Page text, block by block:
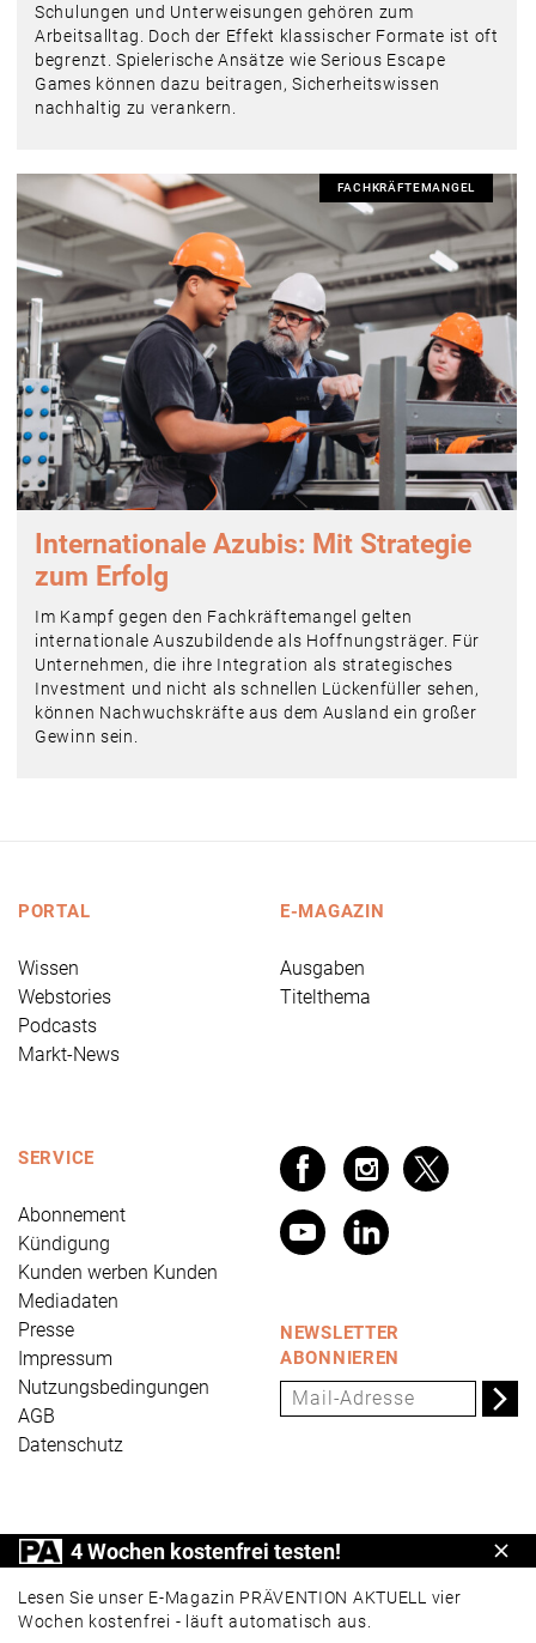
Schulungen und Unterweisungen gehören zum
Arbeitsalltag. Doch der Effekt klassischer Formate ist oft
begrenzt. Spielerische Ansätze wie Serious Escape
Games können dazu beitragen, Sicherheitswissen
nachhaltig zu verankern.
FACHKRÄFTEMANGEL
Internationale Azubis: Mit Strategie
zum Erfolg
Im Kampf gegen den Fachkräftemangel gelten
internationale Auszubildende als Hoffnungsträger. Für
Unternehmen, die ihre Integration als strategisches
Investment und nicht als schnellen Lückenfüller sehen,
können Nachwuchskräfte aus dem Ausland ein großer
Gewinn sein.
PORTAL
Wissen
Webstories
Podcasts
Markt-News
E-MAGAZIN
Ausgaben
Titelthema
SERVICE
Abonnement
Kündigung
Kunden werben Kunden
Mediadaten
Presse
Impressum
Nutzungsbedingungen
AGB
Datenschutz
NEWSLETTER
ABONNIEREN
PRÄVENTION AKTUELL ist ein Produkt der Universum
Verlag GmbH, Wettinerstraße 3-5, 65189 Wiesbaden,
www.universum.de,info@universum.de
4 Wochen kostenfrei testen!
Lesen Sie unser E-Magazin PRÄVENTION AKTUELL vier
Wochen kostenfrei - läuft automatisch aus.